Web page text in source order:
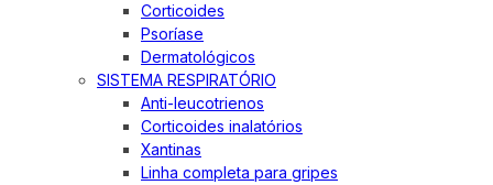
Corticoides
Psoríase
Dermatológicos
SISTEMA RESPIRATÓRIO
Anti-leucotrienos
Corticoides inalatórios
Xantinas
Linha completa para gripes